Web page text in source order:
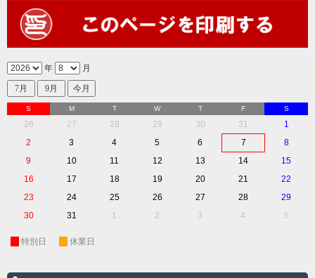
年 月
S M T W T F S
26 27 28 29 30 31
1
2
3 4 5 6 7
8
9
10 11 12 13 14
15
16
17 18 19 20 21
22
23
24 25 26 27 28
29
30
31 1 2 3 4 5
特別日 休業日